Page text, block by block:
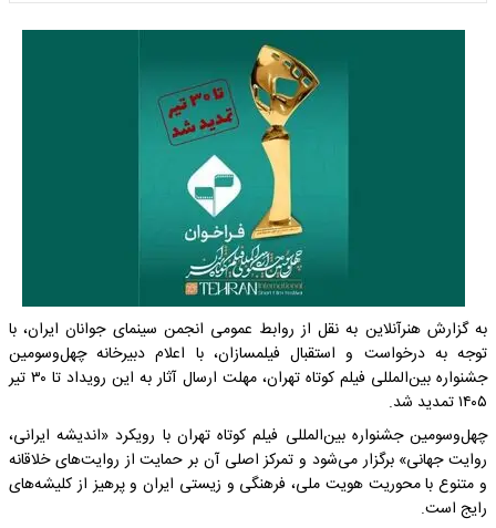
به گزارش هنرآنلاین به نقل از روابط عمومی انجمن سینمای جوانان ایران، با
توجه به درخواست و استقبال فیلمسازان، با اعلام دبیرخانه چهل‌وسومین
جشنواره بین‌المللی فیلم کوتاه تهران، مهلت ارسال آثار به این رویداد تا ۳۰ تیر
۱۴۰۵ تمدید شد.
چهل‌وسومین جشنواره بین‌المللی فیلم کوتاه تهران با رویکرد «اندیشه ایرانی،
روایت جهانی» برگزار می‌شود و تمرکز اصلی آن بر حمایت از روایت‌های خلاقانه
و متنوع با محوریت هویت ملی، فرهنگی و زیستی ایران و پرهیز از کلیشه‌های
رایج است.